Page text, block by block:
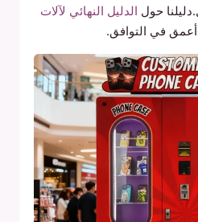
حول الدليل النهائي لآلات
في التوافق.